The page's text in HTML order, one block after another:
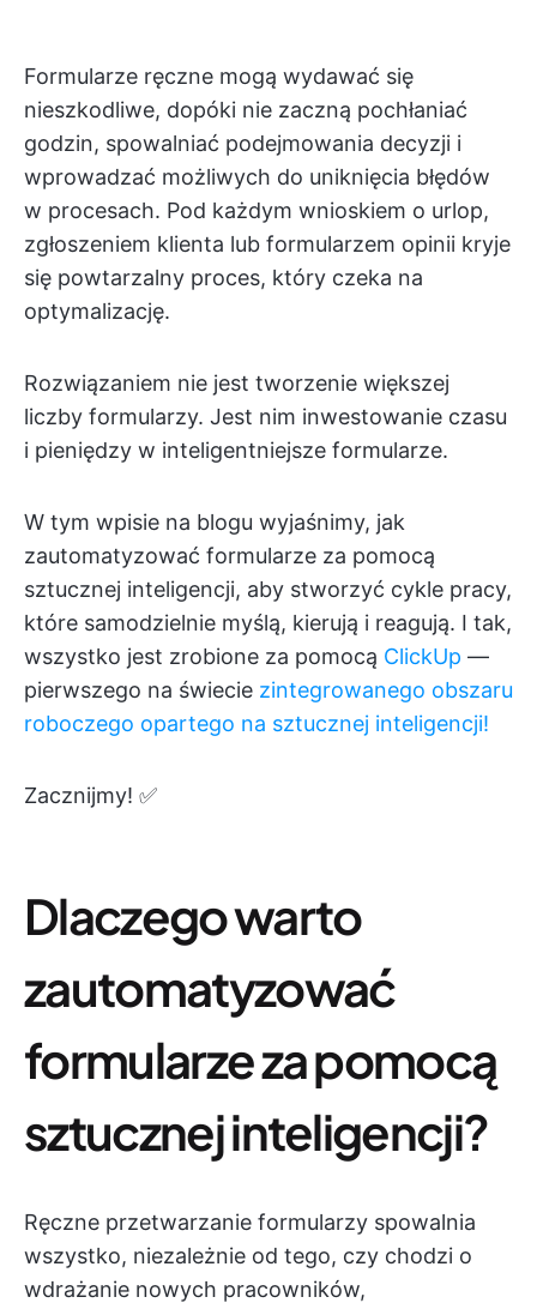
Formularze ręczne mogą wydawać się
nieszkodliwe, dopóki nie zaczną pochłaniać
godzin, spowalniać podejmowania decyzji i
wprowadzać możliwych do uniknięcia błędów
w procesach. Pod każdym wnioskiem o urlop,
zgłoszeniem klienta lub formularzem opinii kryje
się powtarzalny proces, który czeka na
optymalizację.
Rozwiązaniem nie jest tworzenie większej
liczby formularzy. Jest nim inwestowanie czasu
i pieniędzy w inteligentniejsze formularze.
W tym wpisie na blogu wyjaśnimy, jak
zautomatyzować formularze za pomocą
sztucznej inteligencji, aby stworzyć cykle pracy,
które samodzielnie myślą, kierują i reagują. I tak,
wszystko jest zrobione za pomocą ClickUp —
pierwszego na świecie zintegrowanego obszaru
roboczego opartego na sztucznej inteligencji!
Zacznijmy! ✅
Dlaczego warto
zautomatyzować
formularze za pomocą
sztucznej inteligencji?
Ręczne przetwarzanie formularzy spowalnia
wszystko, niezależnie od tego, czy chodzi o
wdrażanie nowych pracowników,